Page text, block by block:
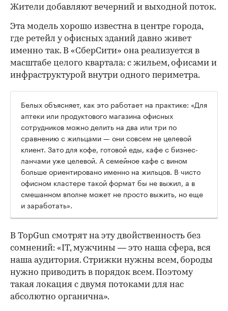
Жители добавляют вечерний и выходной поток.
Эта модель хорошо известна в центре города,
где ретейл у офисных зданий давно живет
именно так. В «СберСити» она реализуется в
масштабе целого квартала: с жильем, офисами и
инфраструктурой внутри одного периметра.
Белых объясняет, как это работает на практике: «Для
аптеки или продуктового магазина офисных
сотрудников можно делить на два или три по
сравнению с жильцами — они совсем не целевой
клиент. Зато для кофе, готовой еды, кафе с бизнес-
ланчами уже целевой. А семейное кафе с вином
больше ориентировано именно на жильцов. В чисто
офисном кластере такой формат бы не выжил, а в
смешанном вполне может не просто выжить, но еще
и заработать».
В TopGun смотрят на эту двойственность без
сомнений: «IT, мужчины — это наша сфера, вся
наша аудитория. Стрижки нужны всем, бороды
нужно приводить в порядок всем. Поэтому
такая локация с двумя потоками для нас
абсолютно органична».